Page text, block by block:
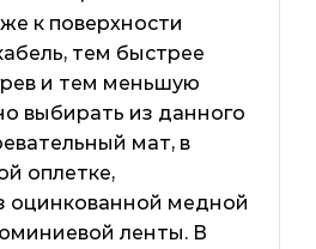
к поверхности
тем быстрее
и тем меньшую
выбирать из данного
мат, в
оплетке,
оцинкованной медной
ленты. В